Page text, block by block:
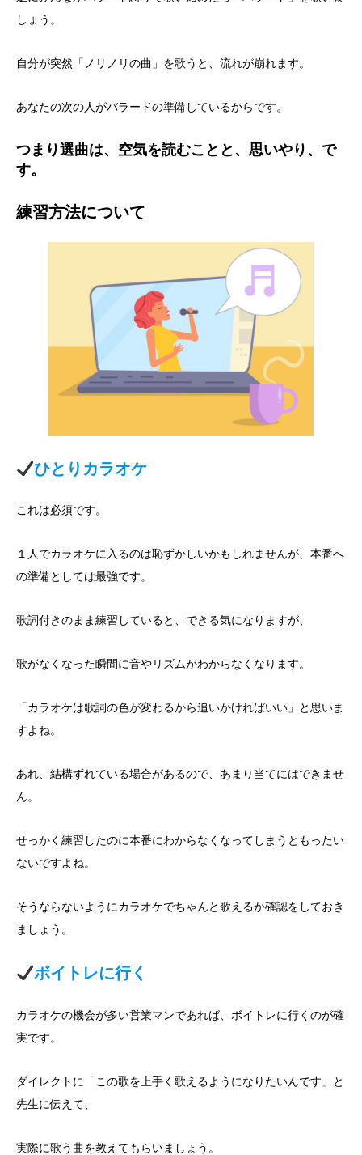
しょう。
自分が突然「ノリノリの曲」を歌うと、流れが崩れます。
あなたの次の人がバラードの準備しているからです。
つまり選曲は、空気を読むことと、思いやり、で
す。
練習方法について
ひとりカラオケ
これは必須です。
１人でカラオケに入るのは恥ずかしいかもしれませんが、本番へ
の準備としては最強です。
歌詞付きのまま練習していると、できる気になりますが、
歌がなくなった瞬間に音やリズムがわからなくなります。
「カラオケは歌詞の色が変わるから追いかければいい」と思いま
すよね。
あれ、結構ずれている場合があるので、あまり当てにはできませ
ん。
せっかく練習したのに本番にわからなくなってしまうともったい
ないですよね。
そうならないようにカラオケでちゃんと歌えるか確認をしておき
ましょう。
ボイトレに行く
カラオケの機会が多い営業マンであれば、ボイトレに行くのが確
実です。
ダイレクトに「この歌を上手く歌えるようになりたいんです」と
先生に伝えて、
実際に歌う曲を教えてもらいましょう。